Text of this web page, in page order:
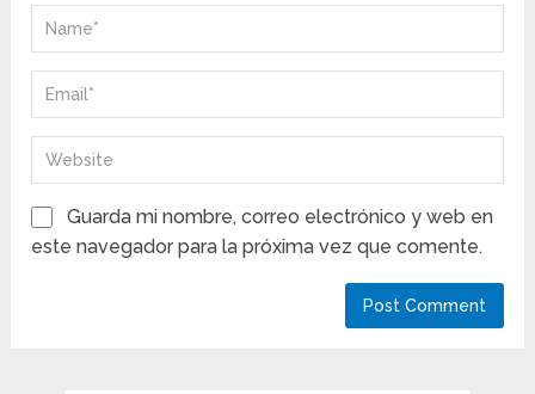
Guarda mi nombre, correo electrónico y web en
este navegador para la próxima vez que comente.